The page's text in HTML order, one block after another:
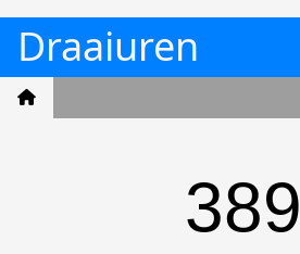
Draaiuren
389